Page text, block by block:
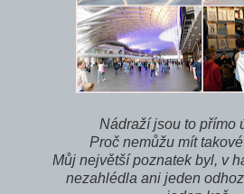
Nádraží jsou to přímo
Proč nemůžu mít
Můj největší poznatek byl, v
nezahlédla ani jeden